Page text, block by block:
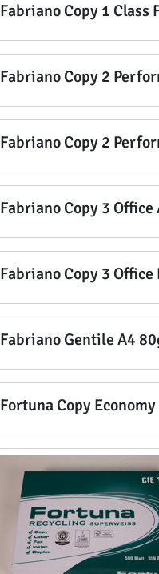
Fabriano Copy 1 Class
Fabriano Copy 2
Fabriano Copy 2
Fabriano Copy 3 Office
Fabriano Copy 3 Office
Fabriano Gentile A4
Fortuna Copy